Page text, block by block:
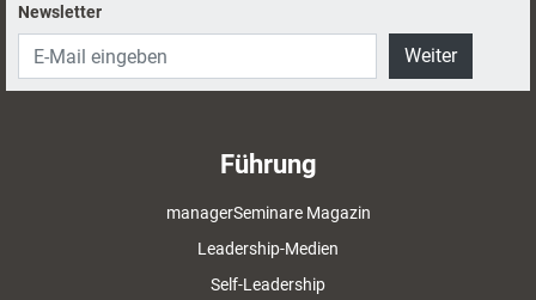
Newsletter
Weiter
Führung
managerSeminare Magazin
Leadership-Medien
Self-Leadership